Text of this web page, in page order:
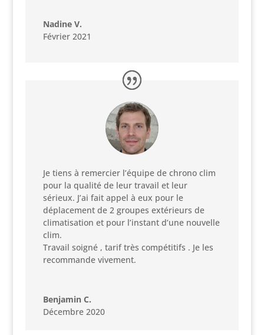
Nadine V.
Février 2021
Je tiens à remercier l’équipe de chrono clim
pour la qualité de leur travail et leur
sérieux. J’ai fait appel à eux pour le
déplacement de 2 groupes extérieurs de
climatisation et pour l’instant d’une nouvelle
clim.
Travail soigné , tarif très compétitifs . Je les
recommande vivement.
Benjamin C.
Décembre 2020